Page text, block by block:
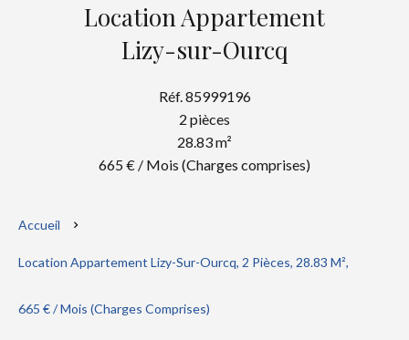
Location Appartement
Lizy-sur-Ourcq
Réf. 85999196
2 pièces
28.83 m²
665 € / Mois (Charges comprises)
Accueil
Location Appartement Lizy-Sur-Ourcq, 2 Pièces, 28.83 M²,
665 € / Mois (Charges Comprises)